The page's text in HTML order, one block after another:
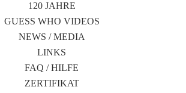
120 JAHRE
GUESS WHO VIDEOS
NEWS / MEDIA
LINKS
FAQ / HILFE
ZERTIFIKAT